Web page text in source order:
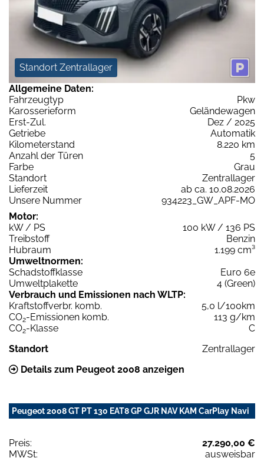
Standort Zentrallager
Allgemeine Daten:
Fahrzeugtyp
Pkw
Karosserieform
Geländewagen
Erst-Zul.
Dez / 2025
Getriebe
Automatik
Kilometerstand
8.220 km
Anzahl der Türen
5
Farbe
Grau
Standort
Zentrallager
Lieferzeit
ab ca. 10.08.2026
Unsere Nummer
934223_GW_APF-MO
Motor:
kW / PS
100 kW / 136 PS
Treibstoff
Benzin
Hubraum
1.199 cm³
Umweltnormen:
Schadstoffklasse
Euro 6e
Umweltplakette
4 (Green)
Verbrauch und Emissionen nach WLTP:
Kraftstoffverbr. komb.
5,0 l/100km
CO2-Emissionen komb.
113 g/km
CO2-Klasse
C
Standort
Zentrallager
Details zum Peugeot 2008 anzeigen
Peugeot 2008 GT PT 130 EAT8 GP GJR NAV KAM CarPlay Navi
Preis:
27.290,00 €
MWSt:
ausweisbar